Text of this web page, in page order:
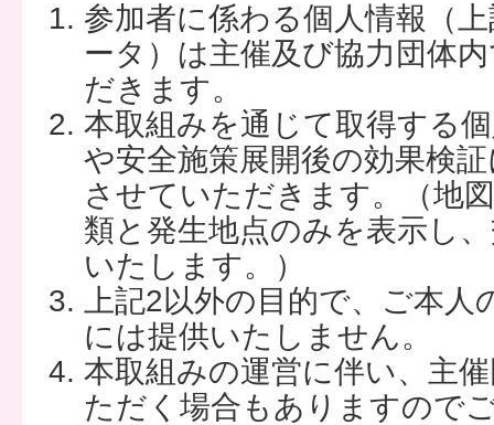
参加者に係わる個人情報（
ータ）は主催及び協力団体
だきます。
本取組みを通じて取得する
や安全施策展開後の効果検
させていただきます。（地
類と発生地点のみを表示し
いたします。）
上記2以外の目的で、ご本
には提供いたしません。
本取組みの運営に伴い、主
ただく場合もありますので